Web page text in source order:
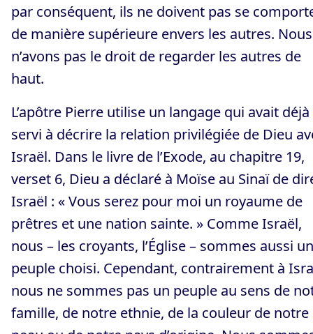
par conséquent, ils ne doivent pas se
de manière supérieure envers les autres. Nous
n’avons pas le droit de regarder les autres de
haut.
L’apôtre Pierre utilise un langage qui avait déjà
servi à décrire la relation privilégiée de Dieu
Israël. Dans le livre de l’Exode, au chapitre 19,
verset 6, Dieu a déclaré à Moïse au Sinaï de
Israël : « Vous serez pour moi un royaume de
prêtres et une nation sainte. » Comme Israël,
nous – les croyants, l’Église – sommes aussi un
peuple choisi. Cependant, contrairement à
nous ne sommes pas un peuple au sens de
famille, de notre ethnie, de la couleur de notre